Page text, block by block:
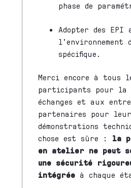
phase de
Adopter des EPI
spécifique.
Merci encore à tous
participants pour la
échanges et aux
partenaires pour
démonstrations
chose est sûre : la
en atelier ne peut
une sécurité
intégréeà chaque